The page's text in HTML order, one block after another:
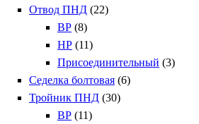
Отвод ПНД (22)
ВР (8)
НР (11)
Присоединительный (3)
Седелка болтовая (6)
Тройник ПНД (30)
ВР (11)